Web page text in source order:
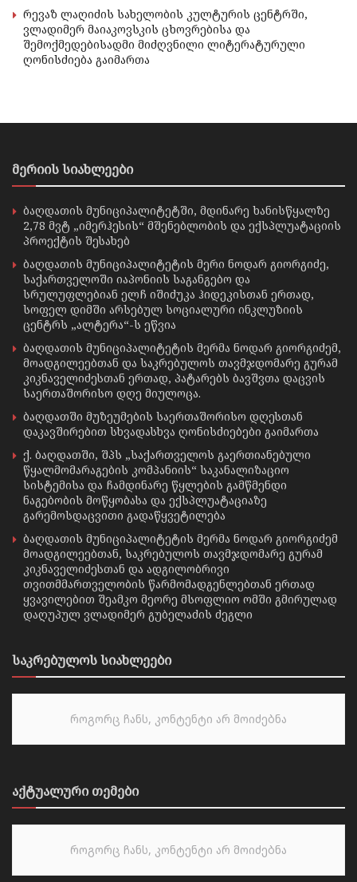
რევაზ ლაღიძის სახელობის კულტურის ცენტრში,
ვლადიმერ მაიაკოვსკის ცხოვრებისა და
შემოქმედებისადმი მიძღვნილი ლიტერატურული
ღონისძიება გაიმართა
მერიის სიახლეები
ბაღდათის მუნიციპალიტეტში, მდინარე ხანისწყალზე
2,78 მვტ „იმერჰესის“ მშენებლობის და ექსპლუატაციის
პროექტის შესახებ
ბაღდათის მუნიციპალიტეტის მერი ნოდარ გიორგიძე,
საქართველოში იაპონიის საგანგებო და
სრულუფლებიან ელჩ იშიძუკა ჰიდეკისთან ერთად,
სოფელ დიმში არსებულ სოციალური ინკლუზიის
ცენტრს „ალტერა“-ს ეწვია
ბაღდათის მუნიციპალიტეტის მერმა ნოდარ გიორგიძემ,
მოადგილეებთან და საკრებულოს თავმჯდომარე გურამ
კიკნაველიძესთან ერთად, პატარებს ბავშვთა დაცვის
საერთაშორისო დღე მიულოცა.
ბაღდათში მუზეუმების საერთაშორისო დღესთან
დაკავშირებით სხვადასხვა ღონისძიებები გაიმართა
ქ. ბაღდათში, შპს „საქართველოს გაერთიანებული
წყალმომარაგების კომპანიის“ საკანალიზაციო
სისტემისა და ჩამდინარე წყლების გამწმენდი
ნაგებობის მოწყობასა და ექსპლუატაციაზე
გარემოსდაცვითი გადაწყვეტილება
ბაღდათის მუნიციპალიტეტის მერმა ნოდარ გიორგიძემ
მოადგილეებთან, საკრებულოს თავმჯდომარე გურამ
კიკნაველიძესთან და ადგილობრივი
თვითმმართველობის წარმომადგენლებთან ერთად
ყვავილებით შეამკო მეორე მსოფლიო ომში გმირულად
დაღუპულ ვლადიმერ გუბელაძის ძეგლი
საკრებულოს სიახლეები
როგორც ჩანს, კონტენტი არ მოიძებნა
აქტუალური თემები
როგორც ჩანს, კონტენტი არ მოიძებნა